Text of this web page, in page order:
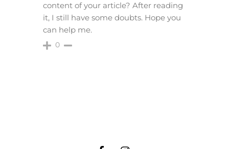
content of your article? After reading
it, I still have some doubts. Hope you
can help me.
0